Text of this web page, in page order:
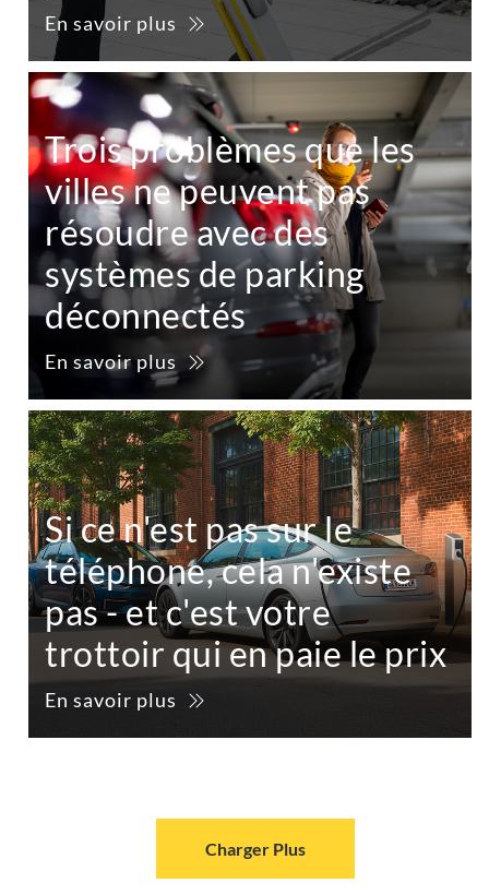
En savoir plus
Trois problèmes que les
villes ne peuvent pas
résoudre avec des
systèmes de parking
déconnectés
En savoir plus
Si ce n'est pas sur le
téléphone, cela n'existe
pas - et c'est votre
trottoir qui en paie le prix
En savoir plus
Charger Plus